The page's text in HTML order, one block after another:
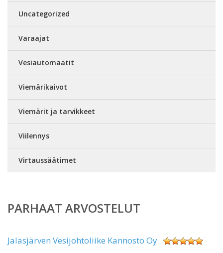
Uncategorized
Varaajat
Vesiautomaatit
Viemärikaivot
Viemärit ja tarvikkeet
Viilennys
Virtaussäätimet
PARHAAT ARVOSTELUT
Jalasjärven Vesijohtoliike Kannosto Oy